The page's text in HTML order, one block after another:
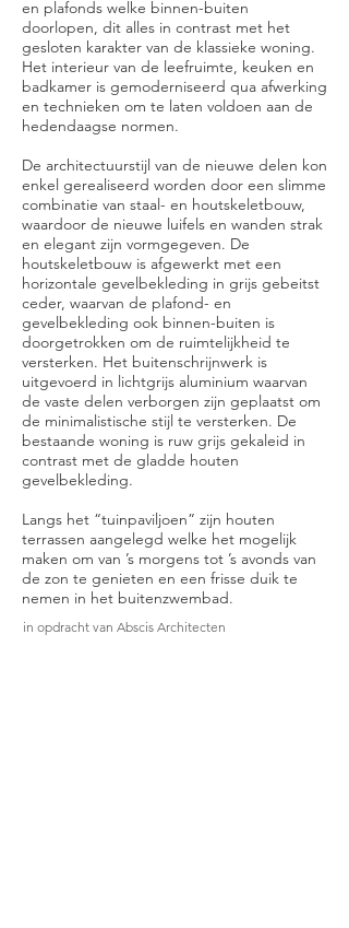
en plafonds welke binnen-buiten
doorlopen, dit alles in contrast met het
gesloten karakter van de klassieke woning.
Het interieur van de leefruimte, keuken en
badkamer is gemoderniseerd qua afwerking
en technieken om te laten voldoen aan de
hedendaagse normen.
De architectuurstijl van de nieuwe delen kon
enkel gerealiseerd worden door een slimme
combinatie van staal- en houtskeletbouw,
waardoor de nieuwe luifels en wanden strak
en elegant zijn vormgegeven. De
houtskeletbouw is afgewerkt met een
horizontale gevelbekleding in grijs gebeitst
ceder, waarvan de plafond- en
gevelbekleding ook binnen-buiten is
doorgetrokken om de ruimtelijkheid te
versterken. Het buitenschrijnwerk is
uitgevoerd in lichtgrijs aluminium waarvan
de vaste delen verborgen zijn geplaatst om
de minimalistische stijl te versterken. De
bestaande woning is ruw grijs gekaleid in
contrast met de gladde houten
gevelbekleding.
Langs het “tuinpaviljoen” zijn houten
terrassen aangelegd welke het mogelijk
maken om van ’s morgens tot ’s avonds van
de zon te genieten en een frisse duik te
nemen in het buitenzwembad.
in opdracht van Abscis Architecten